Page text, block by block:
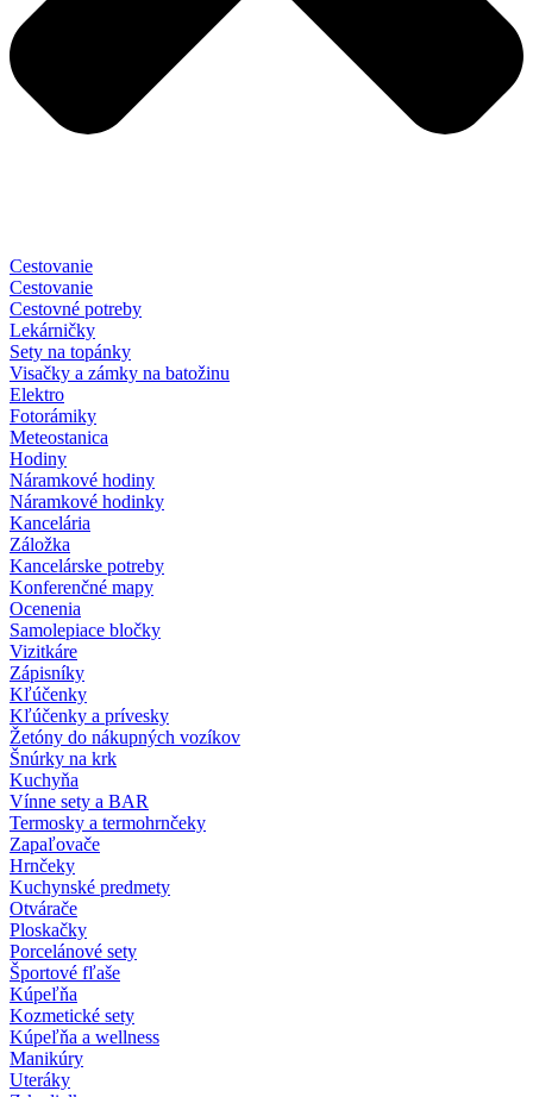
Cestovanie
Cestovanie
Cestovné potreby
Lekárničky
Sety na topánky
Visačky a zámky na batožinu
Elektro
Fotorámiky
Meteostanica
Hodiny
Náramkové hodiny
Náramkové hodinky
Kancelária
Záložka
Kancelárske potreby
Konferenčné mapy
Ocenenia
Samolepiace bločky
Vizitkáre
Zápisníky
Kľúčenky
Kľúčenky a prívesky
Žetóny do nákupných vozíkov
Šnúrky na krk
Kuchyňa
Vínne sety a BAR
Termosky a termohrnčeky
Zapaľovače
Hrnčeky
Kuchynské predmety
Otvárače
Ploskačky
Porcelánové sety
Športové fľaše
Kúpeľňa
Kozmetické sety
Kúpeľňa a wellness
Manikúry
Uteráky